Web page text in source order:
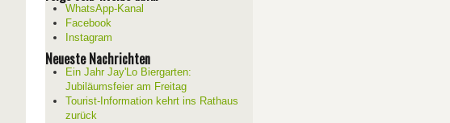
WhatsApp-Kanal
Facebook
Instagram
Neueste Nachrichten
Ein Jahr Jay'Lo Biergarten:
Jubiläumsfeier am Freitag
Tourist-Information kehrt ins Rathaus
zurück